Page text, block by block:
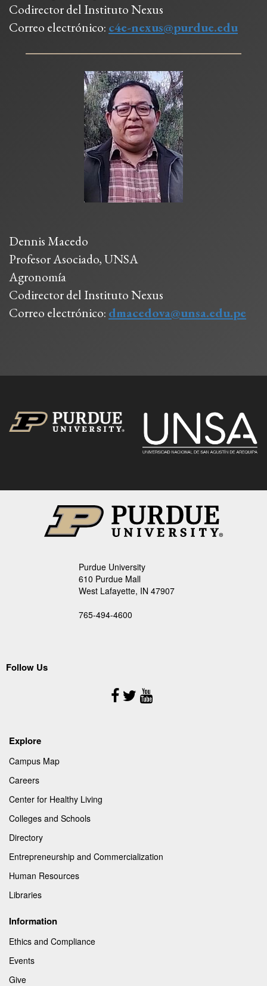
Codirector del Instituto Nexus
Correo electrónico: c4e-nexus@purdue.edu
Dennis Macedo
Profesor Asociado, UNSA
Agronomía
Codirector del Instituto Nexus
Correo electrónico: dmacedova@unsa.edu.pe
Purdue University
610 Purdue Mall
West Lafayette, IN 47907
765-494-4600
Follow Us
Follow
Us
Explore
Campus Map
Careers
Center for Healthy Living
Colleges and Schools
Directory
Entrepreneurship and Commercialization
Human Resources
Libraries
Information
Ethics and Compliance
Events
Give